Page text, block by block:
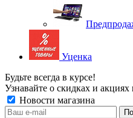
Уценка
Будьте всегда в курсе!
Узнавайте о скидках и
Новости магазина